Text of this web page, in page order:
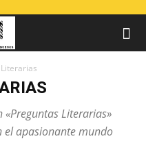
«Preguntas Literarias»
el apasionante mundo